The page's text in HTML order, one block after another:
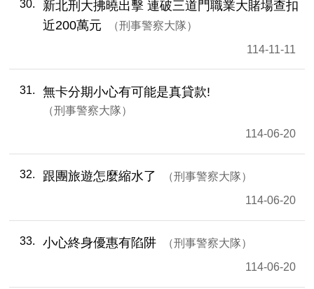
30
新北刑大拂曉出擊 連破三道門職業大賭場查扣
近200萬元
刑事警察大隊
114-11-11
31 無卡分期小心有可能是真貸款!
刑事警察大隊
114-06-20
32 跟團旅遊怎麼縮水了
刑事警察大隊
114-06-20
33 小心終身優惠有陷阱
刑事警察大隊
114-06-20